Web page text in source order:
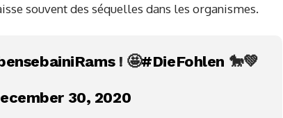
souvent des séquelles dans les organismes.
! 🤩#DieFohlen 🐎💚
30, 2020